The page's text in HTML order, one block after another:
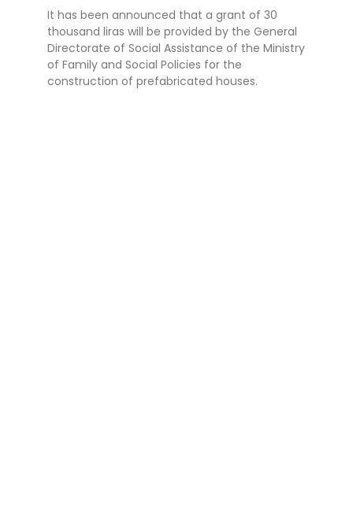
It has been announced that a grant of 30
thousand liras will be provided by the General
Directorate of Social Assistance of the Ministry
of Family and Social Policies for the
construction of prefabricated houses.